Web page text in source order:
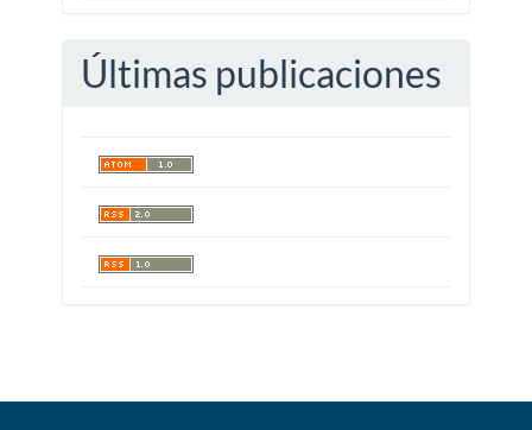
Últimas publicaciones